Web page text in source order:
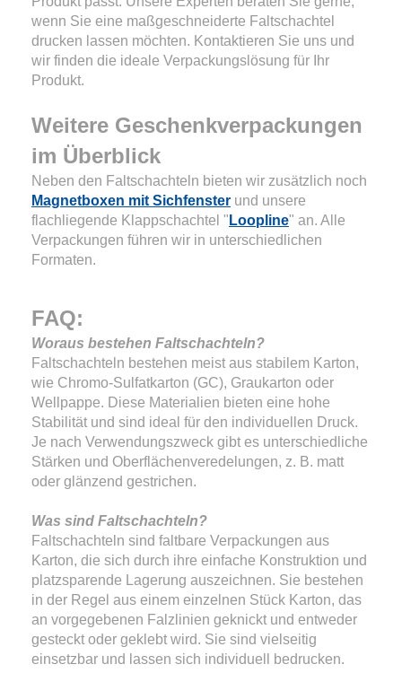
wenn Sie eine maßgeschneiderte Faltschachtel
drucken lassen möchten. Kontaktieren Sie uns und
wir finden die ideale Verpackungslösung für Ihr
Produkt.
Weitere Geschenkverpackungen
im Überblick
Neben den Faltschachteln bieten wir zusätzlich noch
Magnetboxen mit Sichfenster und unsere
flachliegende Klappschachtel " Loopline" an. Alle
Verpackungen führen wir in unterschiedlichen
Formaten.
FAQ:
Woraus bestehen Faltschachteln?
Faltschachteln bestehen meist aus stabilem Karton,
wie Chromo-Sulfatkarton (GC), Graukarton oder
Wellpappe. Diese Materialien bieten eine hohe
Stabilität und sind ideal für den individuellen Druck.
Je nach Verwendungszweck gibt es unterschiedliche
Stärken und Oberflächenveredelungen, z. B. matt
oder glänzend gestrichen.
Was sind Faltschachteln?
Faltschachteln sind faltbare Verpackungen aus
Karton, die sich durch ihre einfache Konstruktion und
platzsparende Lagerung auszeichnen. Sie bestehen
in der Regel aus einem einzelnen Stück Karton, das
an vorgegebenen Falzlinien geknickt und entweder
gesteckt oder geklebt wird. Sie sind vielseitig
einsetzbar und lassen sich individuell bedrucken.